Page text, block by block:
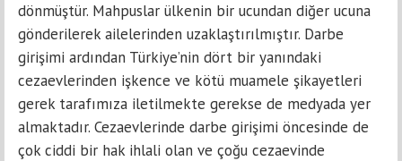
dönmüştür. Mahpuslar ülkenin bir ucundan diğer ucuna
gönderilerek ailelerinden uzaklaştırılmıştır. Darbe
girişimi ardından Türkiye’nin dört bir yanındaki
cezaevlerinden işkence ve kötü muamele şikayetleri
gerek tarafımıza iletilmekte gerekse de medyada yer
almaktadır. Cezaevlerinde darbe girişimi öncesinde de
çok ciddi bir hak ihlali olan ve çoğu cezaevinde